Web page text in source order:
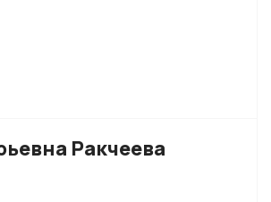
Ракчеева